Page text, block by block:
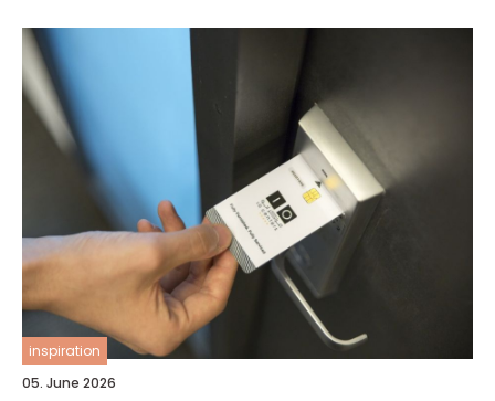
inspiration
05. June 2026